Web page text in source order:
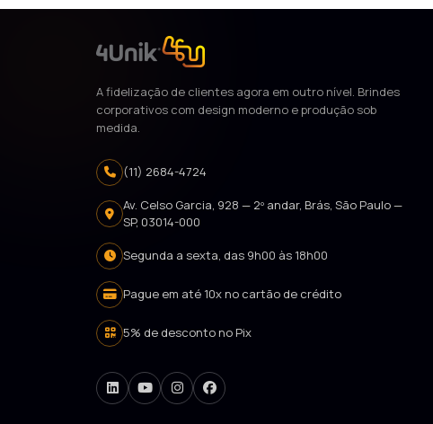
A fidelização de clientes agora em outro nível. Brindes
corporativos com design moderno e produção sob
medida.
(11) 2684-4724
Av. Celso Garcia, 928 — 2º andar, Brás, São Paulo —
SP, 03014-000
Segunda a sexta, das 9h00 às 18h00
Pague em até 10x no cartão de crédito
5% de desconto no Pix